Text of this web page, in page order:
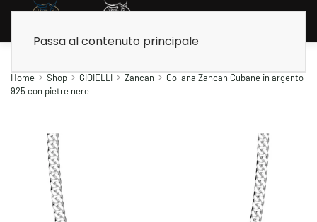
Passa al contenuto principale
Home Shop GIOIELLI Zancan
Collana Zancan Cubane in argento
925 con pietre nere